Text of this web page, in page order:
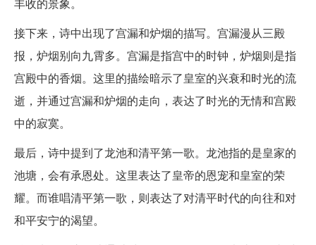
丰收的景象。
接下来，诗中出现了宫漏和炉烟的描写。宫漏漫从三殿
报，炉烟别向九霄多。宫漏是指宫中的时钟，炉烟则是指
宫殿中的香烟。这里的描绘暗示了皇室的兴衰和时光的流
逝，并通过宫漏和炉烟的走向，表达了时光的无情和宫殿
中的寂寞。
最后，诗中提到了龙池和清平第一歌。龙池指的是皇家的
池塘，会有承恩处。这里表达了皇帝的恩宠和皇室的荣
耀。而谁唱清平第一歌，则表达了对清平时代的向往和对
和平安宁的渴望。